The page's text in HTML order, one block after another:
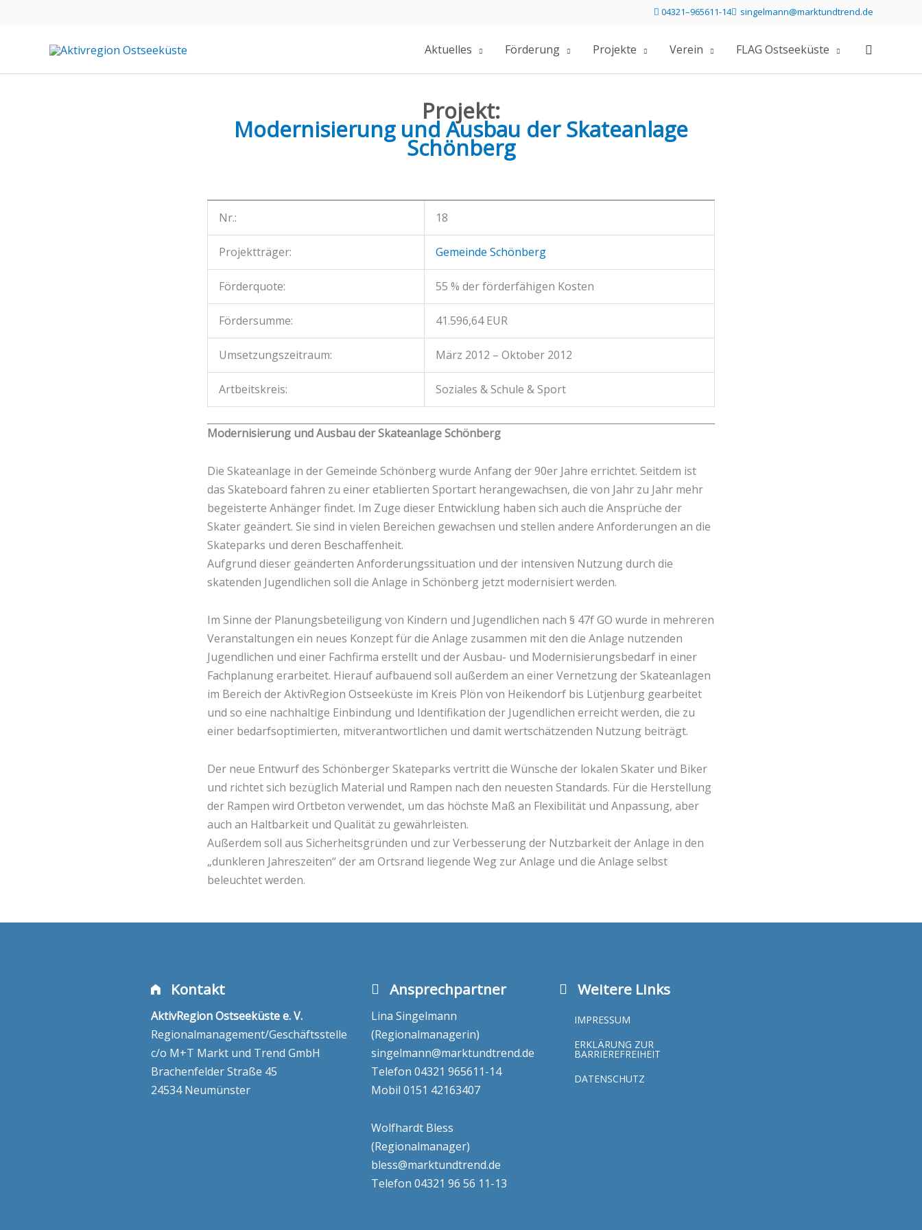
Telefonummer 04321 96561114 direkt anrufen
04321–965611-14Mailprogramm öffnen und Mail an
singelmann@marktundtrend.de
Aktuelles Förderung Projekte Verein FLAG Ostseeküste
Projekt:
Modernisierung und Ausbau der Skateanlage
Schönberg
Nr.: 18
Projektträger: Gemeinde Schönberg
Förderquote: 55 % der förderfähigen Kosten
Fördersumme: 41.596,64 EUR
Umsetzungszeitraum: März 2012 – Oktober 2012
Artbeitskreis: Soziales & Schule & Sport
Modernisierung und Ausbau der Skateanlage Schönberg
Die Skateanlage in der Gemeinde Schönberg wurde Anfang der 90er Jahre errichtet. Seitdem ist
das Skateboard fahren zu einer etablierten Sportart herangewachsen, die von Jahr zu Jahr mehr
begeisterte Anhänger findet. Im Zuge dieser Entwicklung haben sich auch die Ansprüche der
Skater geändert. Sie sind in vielen Bereichen gewachsen und stellen andere Anforderungen an die
Skateparks und deren Beschaffenheit.
Aufgrund dieser geänderten Anforderungssituation und der intensiven Nutzung durch die
skatenden Jugendlichen soll die Anlage in Schönberg jetzt modernisiert werden.
Im Sinne der Planungsbeteiligung von Kindern und Jugendlichen nach § 47f GO wurde in mehreren
Veranstaltungen ein neues Konzept für die Anlage zusammen mit den die Anlage nutzenden
Jugendlichen und einer Fachfirma erstellt und der Ausbau- und Modernisierungsbedarf in einer
Fachplanung erarbeitet. Hierauf aufbauend soll außerdem an einer Vernetzung der Skateanlagen
im Bereich der AktivRegion Ostseeküste im Kreis Plön von Heikendorf bis Lütjenburg gearbeitet
und so eine nachhaltige Einbindung und Identifikation der Jugendlichen erreicht werden, die zu
einer bedarfsoptimierten, mitverantwortlichen und damit wertschätzenden Nutzung beiträgt.
Der neue Entwurf des Schönberger Skateparks vertritt die Wünsche der lokalen Skater und Biker
und richtet sich bezüglich Material und Rampen nach den neuesten Standards. Für die Herstellung
der Rampen wird Ortbeton verwendet, um das höchste Maß an Flexibilität und Anpassung, aber
auch an Haltbarkeit und Qualität zu gewährleisten.
Außerdem soll aus Sicherheitsgründen und zur Verbesserung der Nutzbarkeit der Anlage in den
„dunkleren Jahreszeiten“ der am Ortsrand liegende Weg zur Anlage und die Anlage selbst
beleuchtet werden.
Kontakt
AktivRegion Ostseeküste e. V.
Regionalmanagement/Geschäftsstelle
c/o M+T Markt und Trend GmbH
Brachenfelder Straße 45
24534 Neumünster
Ansprechpartner
Lina Singelmann
(Regionalmanagerin)
singelmann@marktundtrend.de
Telefon04321 965611-14
Mobil0151 42163407
Wolfhardt Bless
(Regionalmanager)
bless@marktundtrend.de
Telefon04321 96 56 11-13
Weitere Links
IMPRESSUM
ERKLÄRUNG ZUR
BARRIEREFREIHEIT
DATENSCHUTZ